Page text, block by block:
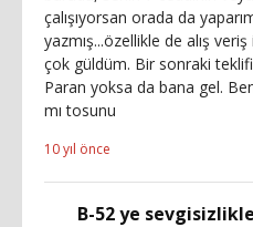
çalışıyorsan orada da
yazmış...özellikle de alış
çok güldüm. Bir sonraki
Paran yoksa da bana gel.
mı tosunu
10 yıl önce
B-52 ye sevgisizlikle